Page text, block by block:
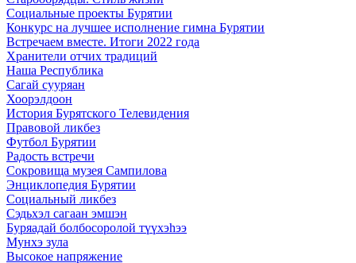
Социальные проекты Бурятии
Конкурс на лучшее исполнение гимна Бурятии
Встречаем вместе. Итоги 2022 года
Хранители отчих традиций
Наша Республика
Сагай сууряан
Хоорэлдоон
История Бурятского Телевидения
Правовой ликбез
Футбол Бурятии
Радость встречи
Сокровища музея Сампилова
Энциклопедия Бурятии
Социальный ликбез
Сэдьхэл сагаан эмшэн
Буряадай болбосоролой түүхэhээ
Мунхэ зула
Высокое напряжение